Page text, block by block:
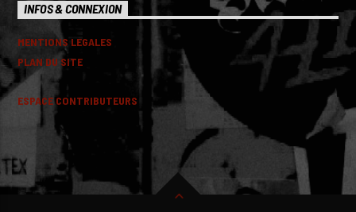
INFOS & CONNEXION
MENTIONS LEGALES
PLAN DU SITE
ESPACE CONTRIBUTEURS